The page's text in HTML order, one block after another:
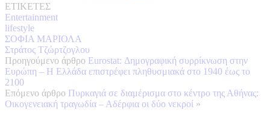
ΕΤΙΚΕΤΕΣ
Entertainment
lifestyle
ΣΟΦΙΑ ΜΑΡΙΟΛΑ
Στράτος Τζώρτζογλου
Προηγούμενο άρθρο Eurostat: Δημογραφική συρρίκνωση στην
Ευρώπη – Η Ελλάδα επιστρέφει πληθυσμιακά στο 1940 έως το
2100
Επόμενο άρθρο Πυρκαγιά σε διαμέρισμα στο κέντρο της Αθήνας:
Οικογενειακή τραγωδία – Αδέρφια οι δύο νεκροί »